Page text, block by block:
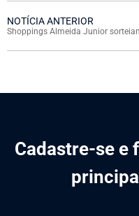
NOTÍCIA ANTERIOR
Cadastre-se e